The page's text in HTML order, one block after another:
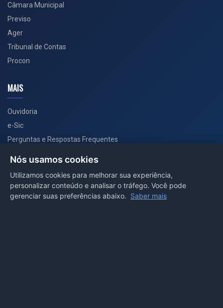
Câmara Municipal
Previso
Ager
Tribunal de Contas
Procon
MAIS
Ouvidoria
e-Sic
Perguntas e Respostas Frequentes
PORTAL COVID-19
Nós usamos cookies
Utilizamos cookies para melhorar sua experiência,
personalizar conteúdo e analisar o tráfego. Você pode
gerenciar suas preferências abaixo. Saber mais